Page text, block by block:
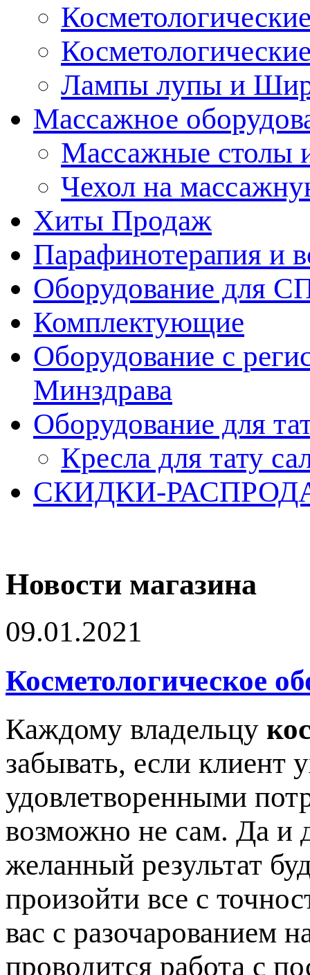
Лампы лупы и
Массажное
Массажные столы
Чехол на
Хиты Продаж
Парафинотерапия и
Оборудование для
Комплектующие
Оборудование с
Минздрава
Оборудование для
Кресла для тату
СКИДКИ-
Новости магазина
09.01.2021
Косметологическое
Каждому владельцу
забывать, если клиент
удовлетворенными
возможно не сам. Да и
желанный результат
произойти все с
вас с разочарованием
проводится работа с